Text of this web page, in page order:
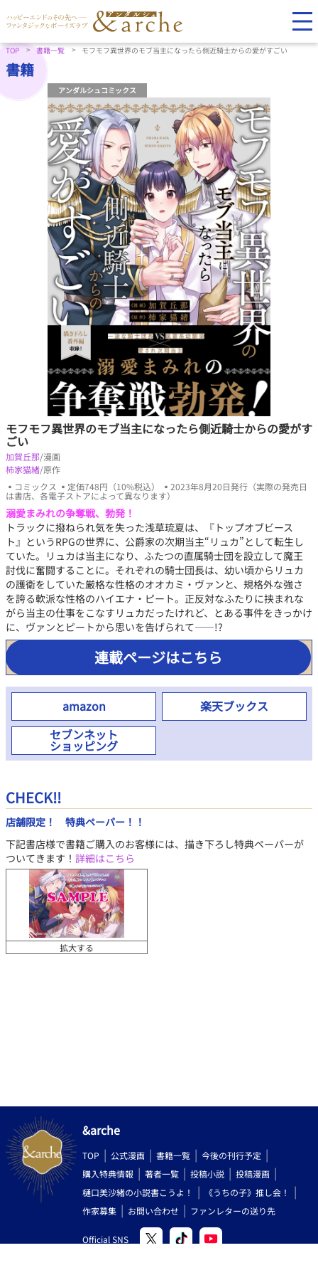
TOP 書籍一覧 モフモフ異世界のモブ当主になったら側近騎士からの愛がすごい
書籍
アンダルシュコミックス
モフモフ異世界のモブ当主になったら側近騎士からの愛がす
ごい
加賀丘那/漫画
柿家猫緒/原作
▪コミックス ▪定価748円（10%税込） ▪2023年8月20日発行（実際の発売日
は書店、各電子ストアによって異なります）
溺愛まみれの争奪戦、勃発！
トラックに撥ねられ気を失った浅草琉夏は、『トップオブビース
ト』というRPGの世界に、公爵家の次期当主“リュカ”として転生し
ていた。リュカは当主になり、ふたつの直属騎士団を設立して魔王
討伐に奮闘することに。それぞれの騎士団長は、幼い頃からリュカ
の護衛をしていた厳格な性格のオオカミ・ヴァンと、規格外な強さ
を誇る軟派な性格のハイエナ・ピート。正反対なふたりに挟まれな
がら当主の仕事をこなすリュカだったけれど、とある事件をきっかけ
に、ヴァンとピートから思いを告げられて――!?
連載ページはこちら
amazon
楽天ブックス
セブンネット
ショッピング
CHECK!!
店舗限定！ 特典ペーパー！！
下記書店様で書籍ご購入のお客様には、描き下ろし特典ペーパーが
ついてきます！ 詳細はこちら
拡大する
&arche
TOP 公式漫画 書籍一覧
今後の刊行予定
購入特典情報
著者一覧 投稿小説
投稿漫画
樋口美沙緒の小説書こうよ！
《うちの子》推し会！
作家募集
お問い合わせ ファンレターの送り先
Official SNS